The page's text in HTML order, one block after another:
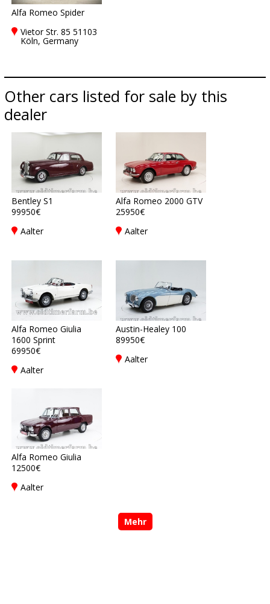
Alfa Romeo Spider
Vietor Str. 85 51103
Köln, Germany
Other cars listed for sale by this
dealer
Bentley S1
99950€
Aalter
Alfa Romeo 2000 GTV
25950€
Aalter
Alfa Romeo Giulia
1600 Sprint
69950€
Aalter
Austin-Healey 100
89950€
Aalter
Alfa Romeo Giulia
12500€
Aalter
Mehr